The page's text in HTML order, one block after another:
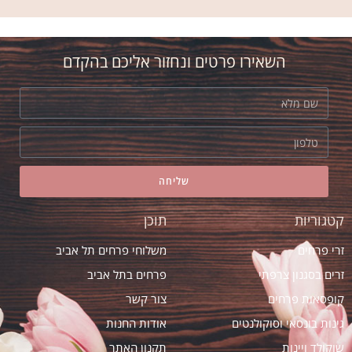
אסי ב"אמריליס" בהמלצת חברה. הזר יצא
מדהים! ובזמן
השאירו פרטים ונחזור אליכם בהקדם
שליחה
קטגוריות
זרי פרחים
זרים בסגנון צרפתי
קופסאות פרחים
גינות בונסאי וסוקולנטים
שוקולד ויינות
תוכן
משלוחי פרחים תל אביב
פרחים בתל אביב
צור קשר
אודות החנות
תקנון האתר